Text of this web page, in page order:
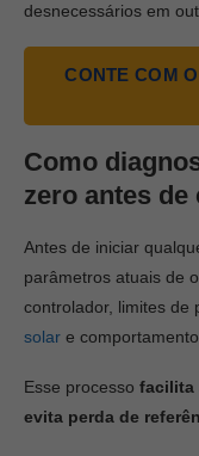
desnecessários em
CONTE COM
Como
zero antes
Antes de iniciar
parâmetros atuais de
controlador, limites de
solar e
Esse processo facilita
evita perda de